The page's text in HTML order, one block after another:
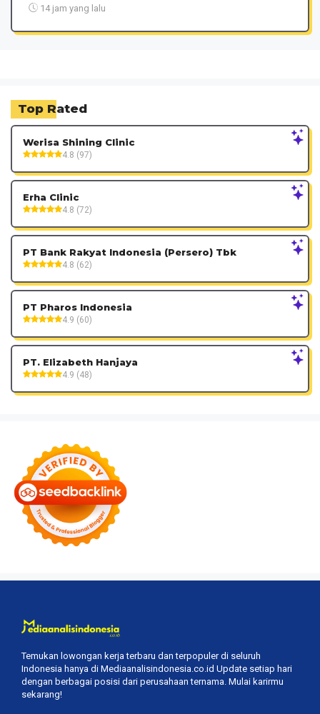
14 jam yang lalu
Top Rated
Werisa Shining Clinic
4.8 (97)
Erha Clinic
4.8 (72)
PT Bank Rakyat Indonesia (Persero) Tbk
4.8 (62)
PT Pharos Indonesia
4.9 (60)
PT. Elizabeth Hanjaya
4.9 (48)
Temukan lowongan kerja terbaru dan terpopuler di seluruh
Indonesia hanya di Mediaanalisindonesia.co.id Update setiap hari
dengan berbagai posisi dari perusahaan ternama. Mulai karirmu
sekarang!